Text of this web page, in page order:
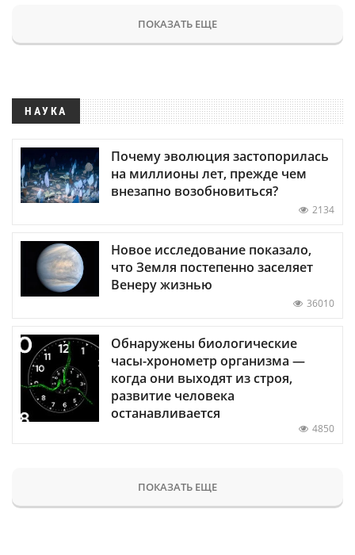
ПОКАЗАТЬ ЕЩЕ
НАУКА
Почему эволюция застопорилась
на миллионы лет, прежде чем
внезапно возобновиться?
2134
Новое исследование показало,
что Земля постепенно заселяет
Венеру жизнью
36010
Обнаружены биологические
часы-хронометр организма —
когда они выходят из строя,
развитие человека
останавливается
4850
ПОКАЗАТЬ ЕЩЕ